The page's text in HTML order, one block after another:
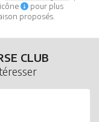
pour plus
proposés.
CLUB